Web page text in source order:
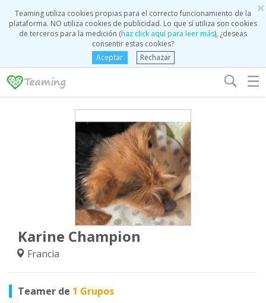
×
Teaming utiliza cookies propias para el correcto funcionamiento de la
plataforma. NO utiliza cookies de publicidad. Lo que sí utiliza son cookies
de terceros para la medición (haz click aquí para leer más), ¿deseas
consentir estas cookies?
Aceptar
Rechazar
☰
Karine Champion
Francia
Teamer de 1 Grupos